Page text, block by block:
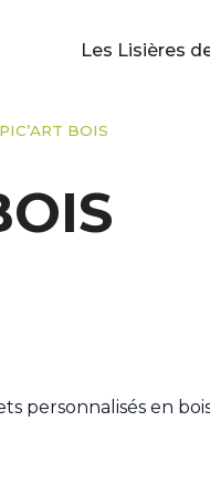
Les Lisières
PIC’ART BOIS
personnalisés en